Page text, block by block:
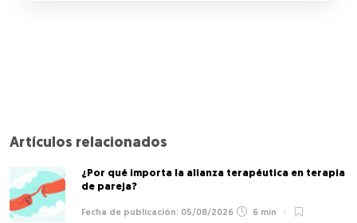
Artículos relacionados
¿Por qué importa la alianza terapéutica en terapia
de pareja?
05/08/2026 6 min